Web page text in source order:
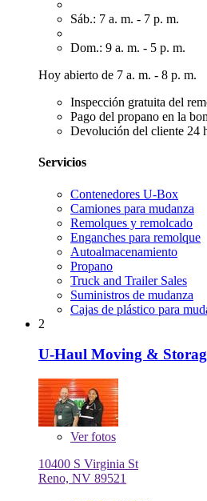
Sáb.: 7 a. m. - 7 p. m.
Dom.: 9 a. m. - 5 p. m.
Hoy abierto de 7 a. m. - 8 p. m.
Inspección gratuita del
Pago del propano en la
Devolución del cliente 24
Servicios
Contenedores U-Box
Camiones para mudanza
Remolques y remolcado
Enganches para remolque
Autoalmacenamiento
Propano
Truck and Trailer Sales
Suministros de mudanza
Cajas de plástico para
2
U-Haul Moving &
Verfotos
10400 S Virginia St
Reno, NV 89521